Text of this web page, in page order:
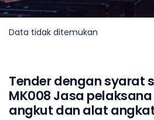
Data tidak ditemukan
Tender dengan syarat
MK008 Jasa
angkut dan alat